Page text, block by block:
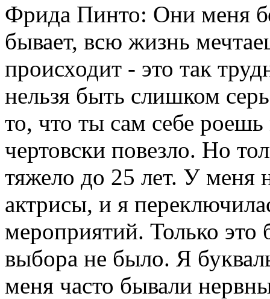
Фрида Пинто: Они меня
бывает, всю жизнь
происходит - это так
нельзя быть слишком
то, что ты сам себе
чертовски повезло. Но
тяжело до 25 лет. У меня
актрисы, и я
мероприятий. Только это
выбора не было. Я
меня часто бывали